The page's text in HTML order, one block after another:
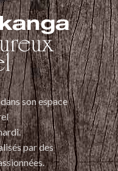
son espace
par des